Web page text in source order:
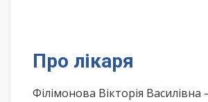
Про лікаря
Філімонова Вікторія Василівна